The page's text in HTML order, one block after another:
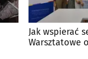
Jak wspierać
Warsztatowe